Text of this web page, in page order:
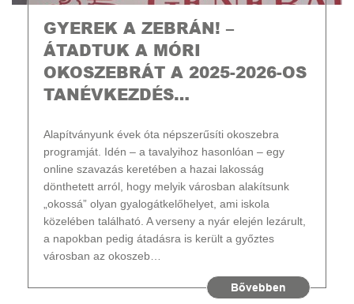
GYEREK A ZEBRÁN! –
ÁTADTUK A MÓRI
OKOSZEBRÁT A 2025-2026-OS
TANÉVKEZDÉS…
Alapítványunk évek óta népszerűsíti okoszebra
programját. Idén – a tavalyihoz hasonlóan – egy
online szavazás keretében a hazai lakosság
dönthetett arról, hogy melyik városban alakítsunk
„okossá” olyan gyalogátkelőhelyet, ami iskola
közelében található. A verseny a nyár elején lezárult,
a napokban pedig átadásra is került a győztes
városban az okoszeb…
Bővebben